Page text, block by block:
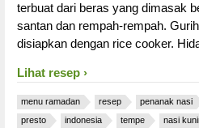
terbuat dari beras yang dimasak
santan dan rempah-rempah.
disiapkan dengan rice cooker.
Lihat resep
menu ramadan resep penanak nasi
presto
indonesia tempe nasi